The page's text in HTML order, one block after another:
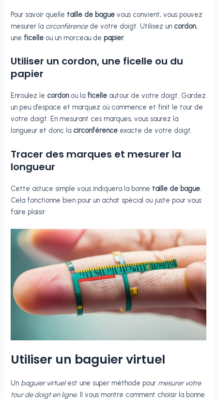
Pour savoir quelle taille de bague vous convient, vous pouvez
mesurer la circonférencede votre doigt. Utilisez un cordon,
une ficelle ou un morceau de papier.
Utiliser un cordon, une ficelle ou du
papier
Enroulez le cordonou la ficelle autour de votre doigt. Gardez
un peu d’espace et marquez où commence et finit le tour de
votre doigt. En mesurant ces marques, vous saurez la
longueur et donc la circonférence exacte de votre doigt.
Tracer des marques et mesurer la
longueur
Cette astuce simple vous indiquera la bonne taille de bague
Cela fonctionne bien pour un achat spécial ou juste pour vous
faire plaisir.
Utiliser un baguier virtuel
Un baguier virtuelest une super méthode pour mesurer votre
tour de doigt en ligne. Il vous montre comment choisir la bonne